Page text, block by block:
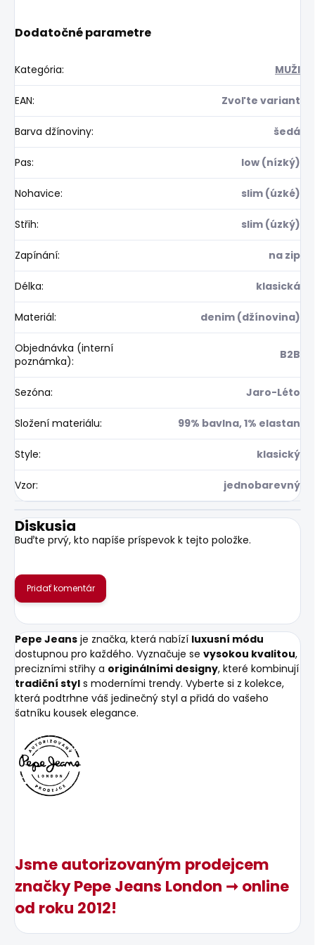
Dodatočné parametre
Kategória: MUŽI
EAN: Zvoľte variant
Barva džínoviny: šedá
Pas: low (nízký)
Nohavice: slim (úzké)
Střih: slim (úzký)
Zapínání: na zip
Délka: klasická
Materiál: denim (džínovina)
Objednávka (interní
poznámka): B2B
Sezóna: Jaro-Léto
Složení materiálu: 99% bavlna, 1% elastan
Style: klasický
Vzor: jednobarevný
Diskusia
Buďte prvý, kto napíše príspevok k tejto položke.
Pridať komentár
Pepe Jeans je značka, která nabízí luxusní módu
dostupnou pro každého. Vyznačuje se vysokou kvalitou,
precizními střihy a originálními designy, které kombinují
tradiční styl s moderními trendy. Vyberte si z kolekce,
která podtrhne váš jedinečný styl a přidá do vašeho
šatníku kousek elegance.
Jsme autorizovaným prodejcem
značky Pepe Jeans London ➞ online
od roku 2012!